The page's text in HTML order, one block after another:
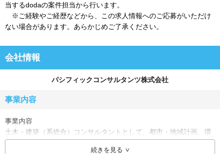
当するdodaの案件担当から行います。
※ご経験やご経歴などから、この求人情報へのご応募がいただけ
ない場合があります。あらかじめご了承ください。
会社情報
パシフィックコンサルタンツ株式会社
事業内容
事業内容
土木・建築（系総合）コンサルタントとして、都市・地域計画、環
境、情報、道路、鉄道、河川、上下水道、港湾、空港、建築、福
続きを見る